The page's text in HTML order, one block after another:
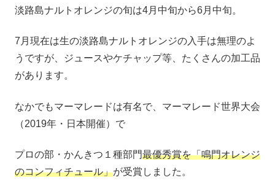
淡路島ナルトオレンジの旬は4月中旬から6月中旬。
7月現在は生の淡路島ナルトオレンジの入手は無理のよ
うですが、ジュースやケチャップ等、たくさんの加工品
があります。
なかでもマーマレードは有名で、マーマレード世界大会
（2019年・日本開催）で
プロの部・かんきつ１種部門最優秀賞を「鳴門オレンジ
のコンフィチュール」が受賞しました。